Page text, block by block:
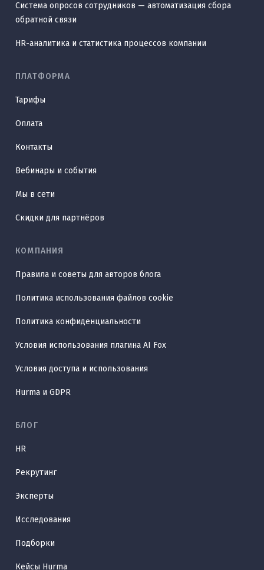
Система опросов сотрудников — автоматизация сбора
обратной связи
HR-аналитика и статистика процессов компании
ПЛАТФОРМА
Тарифы
Оплата
Контакты
Вебинары и события
Мы в сети
Скидки для партнёров
КОМПАНИЯ
Правила и советы для авторов блога
Политика использования файлов cookie
Политика конфиденциальности
Условия использования плагина AI Fox
Условия доступа и использования
Hurma и GDPR
БЛОГ
HR
Рекрутинг
Эксперты
Исследования
Подборки
Кейсы Hurma